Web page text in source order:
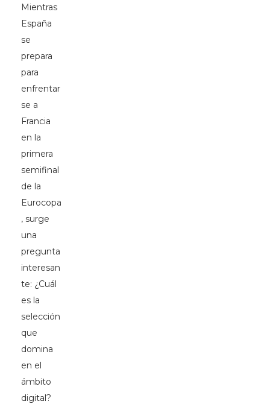
Mientras
España
se
prepara
para
enfrentar
se a
Francia
en la
primera
semifinal
de la
Eurocopa
, surge
una
pregunta
interesan
te: ¿Cuál
es la
selección
que
domina
en el
ámbito
digital?